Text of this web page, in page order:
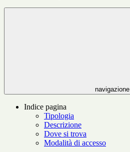
navigazione
Indice pagina
Tipologia
Descrizione
Dove si trova
Modalità di accesso